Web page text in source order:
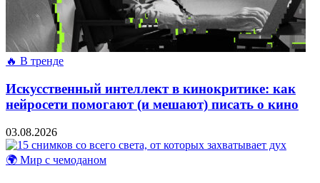
🔥 В тренде
Искусственный интеллект в кинокритике: как
нейросети помогают (и мешают) писать о кино
03.08.2026
🌍 Мир с чемоданом